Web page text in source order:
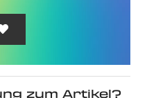
zum Artikel?